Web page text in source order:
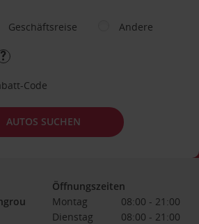
Geschäftsreise Andere
Code
AUTOS SUCHEN
Öffnungszeiten
Montag
08:00 - 21:00
Dienstag
08:00 - 21:00